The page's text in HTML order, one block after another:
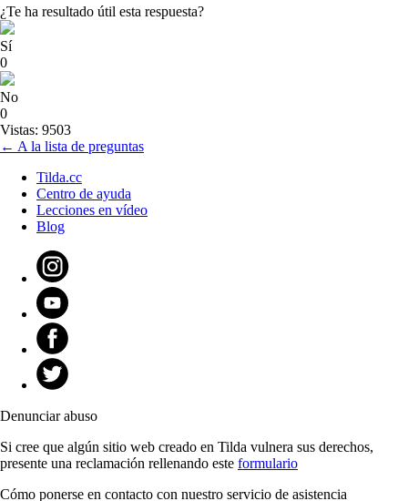
¿Te ha resultado útil esta respuesta?
Sí
0
No
0
Vistas: 9503
← A la lista de preguntas
Tilda.cc
Centro de ayuda
Lecciones en vídeo
Blog
Denunciar abuso
Si cree que algún sitio web creado en Tilda vulnera sus derechos,
presente una reclamación rellenando este formulario
Cómo ponerse en contacto con nuestro servicio de asistencia